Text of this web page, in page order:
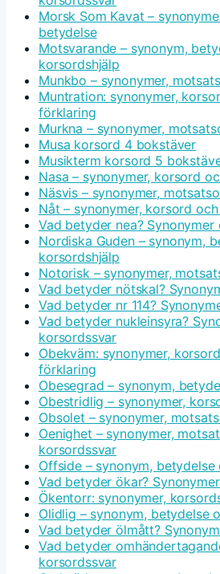
Morsk Som Kavat –
betydelse
Motsvarande – synonym,
korsordshjälp
Munkbo – synonymer,
Muntration: synonymer,
förklaring
Murkna – synonymer,
Musa korsord 4 bokstäver
Musikterm korsord 5
Nasa – synonymer, korsord
Näsvis – synonymer,
Nåt – synonymer, korsord
Vad betyder nea?
Nordiska Guden – synonym,
korsordshjälp
Notorisk – synonymer,
Vad betyder nötskal?
Vad betyder nr 114?
Vad betyder nukleinsyra?
korsordssvar
Obekväm: synonymer,
förklaring
Obesegrad – synonym,
Obestridlig – synonymer,
Obsolet – synonymer,
Oenighet – synonymer,
korsordssvar
Offside – synonym,
Vad betyder ökar?
Ökentorr: synonymer,
Olidlig – synonym, betydelse
Vad betyder ölmått?
Vad betyder
korsordssvar